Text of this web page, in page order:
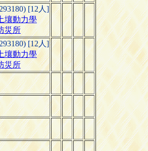
[12人]
壤動力學
災所
[12人]
壤動力學
災所